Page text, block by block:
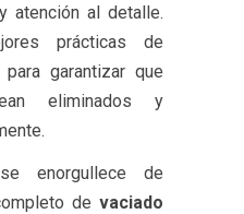
atención al detalle.
prácticas de
garantizar que
eliminados y
enorgullece de
de vaciado